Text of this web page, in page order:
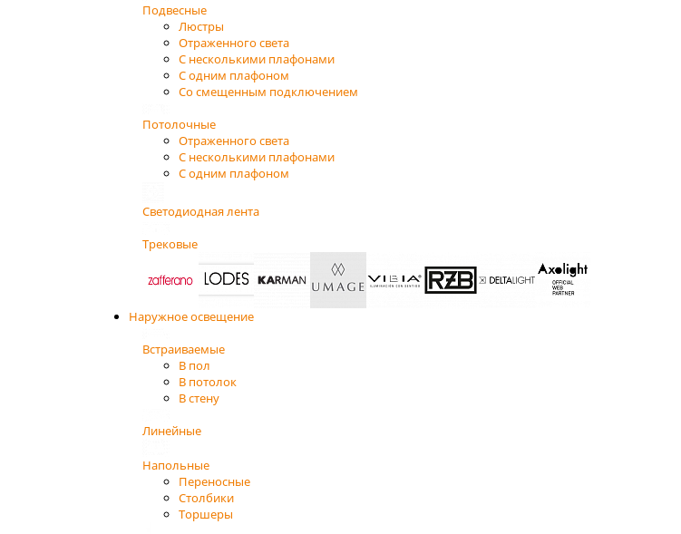
Подвесные
Люстры
Отраженного света
С несколькими плафонами
С одним плафоном
Со смещенным подключением
Потолочные
Отраженного света
С несколькими плафонами
С одним плафоном
Светодиодная лента
Трековые
Наружное освещение
Встраиваемые
В пол
В потолок
В стену
Линейные
Напольные
Переносные
Столбики
Торшеры